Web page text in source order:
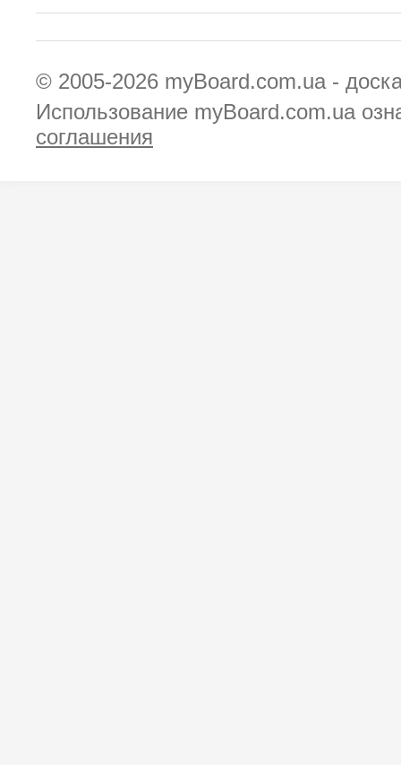
© 2005-2026 myBoard.com.ua -
Использование myBoard.com.ua
соглашения